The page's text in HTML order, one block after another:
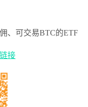
、可交易BTC的ETF
接